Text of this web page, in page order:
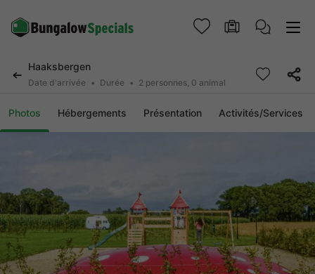
Haaksbergen
Date d'arrivée Durée 2 personnes, 0 animal
Photos Hébergements Présentation Activités/Services